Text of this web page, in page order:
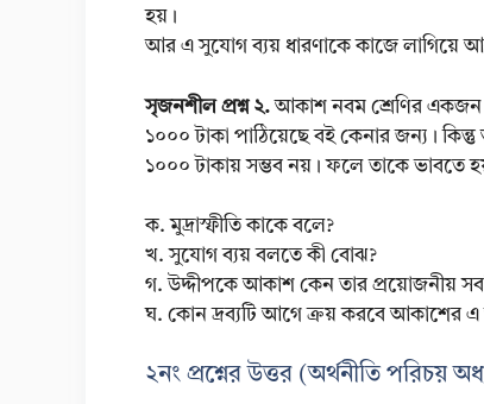
হয়।
আর এ সুযোগ ব্যয় ধারণাকে কাজে লাগিয়ে
সৃজনশীল প্রশ্ন ২.আকাশ নবম শ্রেণির একজন
১০০০ টাকা পাঠিয়েছে বই কেনার জন্য।
১০০০ টাকায় সম্ভব নয়। ফলে তাকে ভাবতে
ক. মুদ্রাস্ফীতি কাকে বলে?
খ. সুযোগ ব্যয় বলতে কী বোঝ?
গ. উদ্দীপকে আকাশ কেন তার প্রয়োজনীয়
ঘ. কোন দ্রব্যটি আগে ক্রয় করবে আকাশের এ
২নং প্রশ্নের উত্তর (অর্থনীতি পরিচয়